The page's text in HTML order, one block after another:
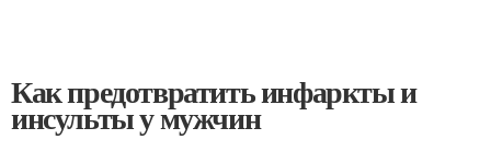
Как предотвратить инфаркты и
инсульты у мужчин